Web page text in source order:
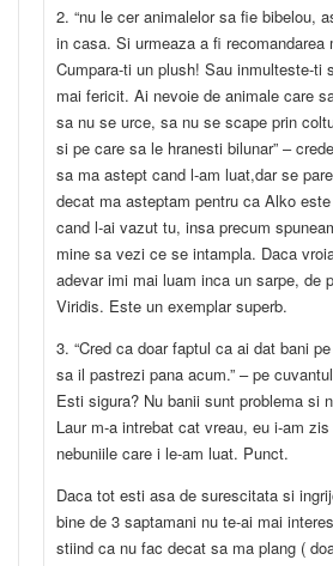
2. “nu le cer animalelor sa fie bibelou,
in casa. Si urmeaza a fi recomandarea
Cumpara-ti un plush! Sau inmulteste-ti
mai fericit. Ai nevoie de animale care
sa nu se urce, sa nu se scape prin
si pe care sa le hranesti bilunar” –
sa ma astept cand l-am luat,dar se
decat ma asteptam pentru ca Alko
cand l-ai vazut tu, insa precum
mine sa vezi ce se intampla. Daca
adevar imi mai luam inca un sarpe, de
Viridis. Este un exemplar superb.
3. “Cred ca doar faptul ca ai dat bani
sa il pastrezi pana acum.” – pe
Esti sigura? Nu banii sunt problema si
Laur m-a intrebat cat vreau, eu i-am
nebuniile care i le-am luat. Punct.
Daca tot esti asa de surescitata si
bine de 3 saptamani nu te-ai mai
stiind ca nu fac decat sa ma plang (